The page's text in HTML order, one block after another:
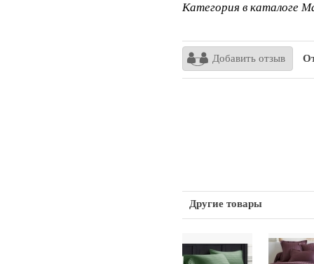
Категория в каталоге
Добавить отзыв
Другие товары